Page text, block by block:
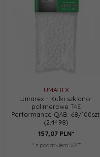
UMAREX
Umarex - Kulki szklano-
polimerowe T4E
Performance QAB .68/100szt.
(2.4498)
157,07 PLN*
* z podatkiem VAT